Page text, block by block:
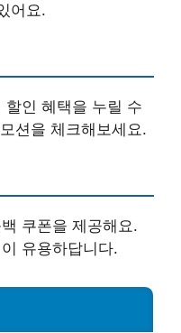
어요.
할인 혜택을 누릴 수
션을 체크해보세요.
쿠폰을 제공해요.
유용하답니다.